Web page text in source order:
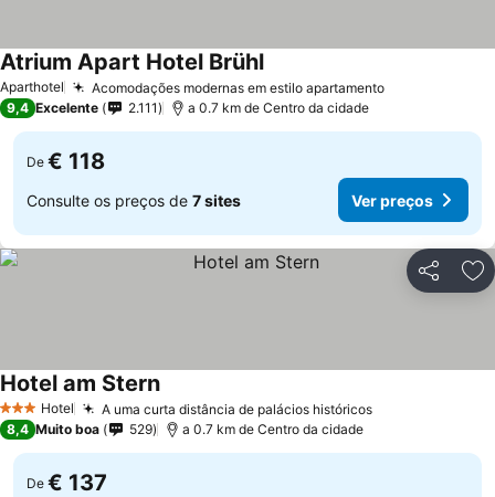
Aparthotel Acomodações modernas em estilo apartamento
Atrium Apart Hotel Brühl
9,4 Excelente 2.111 a 0.7 km de Centro da cidade
De € 118
Consulte os preços de 7 sites Ver preços
Partilhar
3 EstrelasHotel A uma curta distância de palácios históricos
Hotel am Stern
8,4 Muito boa 529 a 0.7 km de Centro da cidade
De € 137